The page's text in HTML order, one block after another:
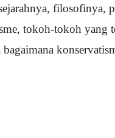
filosofinya,
tokoh-tokoh yang